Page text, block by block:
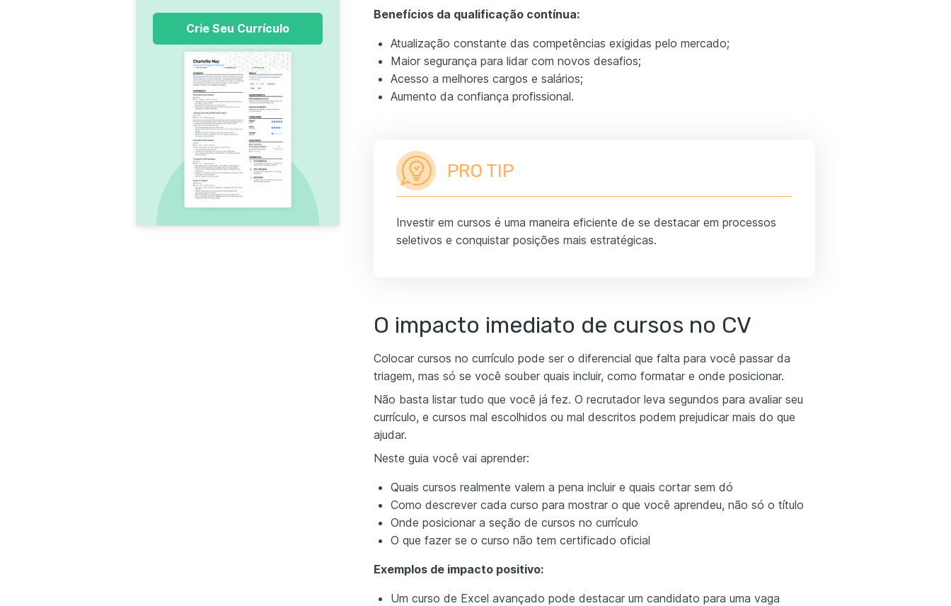
Crie Seu Currículo
Benefícios da qualificação contínua:
Atualização constante das competências exigidas pelo mercado;
Maior segurança para lidar com novos desafios;
Acesso a melhores cargos e salários;
Aumento da confiança profissional.
PRO TIP
Investir em cursos é uma maneira eficiente de se destacar em processos
seletivos e conquistar posições mais estratégicas.
O impacto imediato de cursos no CV
Colocar cursos no currículo pode ser o diferencial que falta para você passar da
triagem, mas só se você souber quais incluir, como formatar e onde posicionar.
Não basta listar tudo que você já fez. O recrutador leva segundos para avaliar seu
currículo, e cursos mal escolhidos ou mal descritos podem prejudicar mais do que
ajudar.
Neste guia você vai aprender:
Quais cursos realmente valem a pena incluir e quais cortar sem dó
Como descrever cada curso para mostrar o que você aprendeu, não só o título
Onde posicionar a seção de cursos no currículo
O que fazer se o curso não tem certificado oficial
Exemplos de impacto positivo:
Um curso de Excel avançado pode destacar um candidato para uma vaga